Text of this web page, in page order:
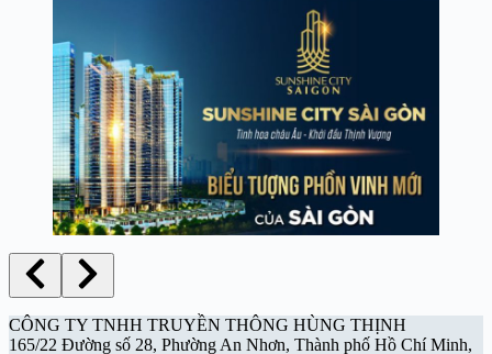
CÔNG TY TNHH TRUYỀN THÔNG HÙNG THỊNH
165/22 Đường số 28, Phường An Nhơn, Thành phố Hồ Chí Minh,